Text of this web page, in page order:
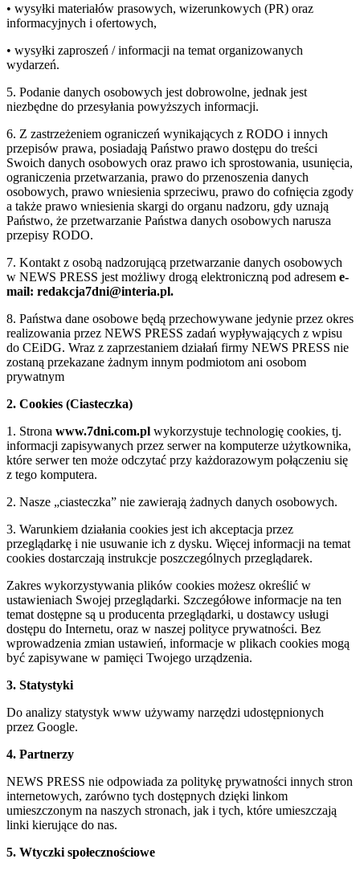
• wysyłki materiałów prasowych, wizerunkowych (PR) oraz
informacyjnych i ofertowych,
• wysyłki zaproszeń / informacji na temat organizowanych
wydarzeń.
5. Podanie danych osobowych jest dobrowolne, jednak jest
niezbędne do przesyłania powyższych informacji.
6. Z zastrzeżeniem ograniczeń wynikających z RODO i innych
przepisów prawa, posiadają Państwo prawo dostępu do treści
Swoich danych osobowych oraz prawo ich sprostowania, usunięcia,
ograniczenia przetwarzania, prawo do przenoszenia danych
osobowych, prawo wniesienia sprzeciwu, prawo do cofnięcia zgody
a także prawo wniesienia skargi do organu nadzoru, gdy uznają
Państwo, że przetwarzanie Państwa danych osobowych narusza
przepisy RODO.
7. Kontakt z osobą nadzorującą przetwarzanie danych osobowych
w NEWS PRESS jest możliwy drogą elektroniczną pod adresem e-
mail: redakcja7dni@interia.pl.
8. Państwa dane osobowe będą przechowywane jedynie przez okres
realizowania przez NEWS PRESS zadań wypływających z wpisu
do CEiDG. Wraz z zaprzestaniem działań firmy NEWS PRESS nie
zostaną przekazane żadnym innym podmiotom ani osobom
prywatnym
2. Cookies (Ciasteczka)
1. Strona www.7dni.com.pl wykorzystuje technologię cookies, tj.
informacji zapisywanych przez serwer na komputerze użytkownika,
które serwer ten może odczytać przy każdorazowym połączeniu się
z tego komputera.
2. Nasze „ciasteczka” nie zawierają żadnych danych osobowych.
3. Warunkiem działania cookies jest ich akceptacja przez
przeglądarkę i nie usuwanie ich z dysku. Więcej informacji na temat
cookies dostarczają instrukcje poszczególnych przeglądarek.
Zakres wykorzystywania plików cookies możesz określić w
ustawieniach Swojej przeglądarki. Szczegółowe informacje na ten
temat dostępne są u producenta przeglądarki, u dostawcy usługi
dostępu do Internetu, oraz w naszej polityce prywatności. Bez
wprowadzenia zmian ustawień, informacje w plikach cookies mogą
być zapisywane w pamięci Twojego urządzenia.
3. Statystyki
Do analizy statystyk www używamy narzędzi udostępnionych
przez Google.
4. Partnerzy
NEWS PRESS nie odpowiada za politykę prywatności innych stron
internetowych, zarówno tych dostępnych dzięki linkom
umieszczonym na naszych stronach, jak i tych, które umieszczają
linki kierujące do nas.
5. Wtyczki społecznościowe